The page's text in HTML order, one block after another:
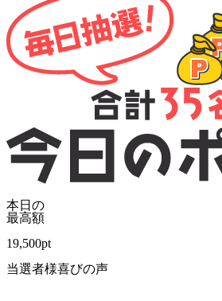
本日の
最高額
19,500pt
当選者様喜びの声